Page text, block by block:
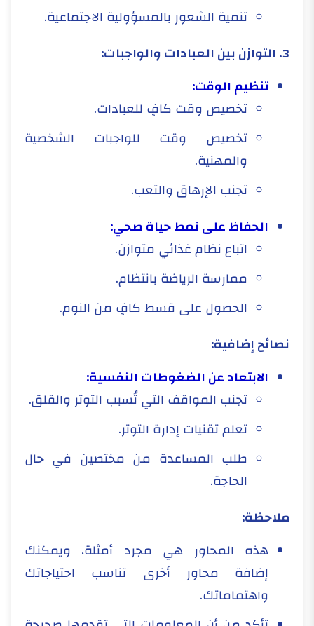
تنمية الشعور بالمسؤولية الاجتماعية.
3. التوازن بين العبادات والواجبات:
تنظيم الوقت:
تخصيص وقت كافٍ للعبادات.
تخصيص وقت للواجبات الشخصية
والمهنية.
تجنب الإرهاق والتعب.
الحفاظ على نمط حياة صحي:
اتباع نظام غذائي متوازن.
ممارسة الرياضة بانتظام.
الحصول على قسط كافٍ من النوم.
نصائح إضافية:
الابتعاد عن الضغوطات النفسية:
تجنب المواقف التي تُسبب التوتر والقلق.
تعلم تقنيات إدارة التوتر.
طلب المساعدة من مختصين في حال
الحاجة.
ملاحظة:
هذه المحاور هي مجرد أمثلة، ويمكنك
إضافة محاور أخرى تناسب احتياجاتك
واهتماماتك.